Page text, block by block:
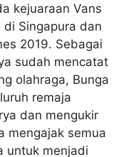
kejuaraan Vans
di Singapura dan
2019. Sebagai
sudah mencatat
olahraga, Bunga
remaja
dan mengukir
mengajak semua
untuk menjadi